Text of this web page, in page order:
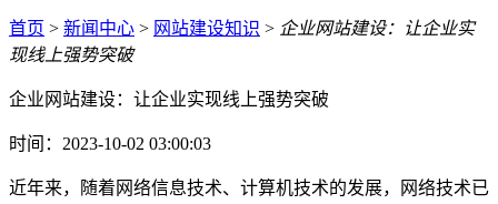
首页 > 新闻中心 > 网站建设知识 > 企业网站建设：让企业实
现线上强势突破
企业网站建设：让企业实现线上强势突破
时间：2023-10-02 03:00:03
近年来，随着网络信息技术、计算机技术的发展，网络技术已